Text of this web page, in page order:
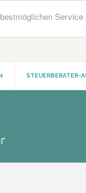
STEUERBERATER-